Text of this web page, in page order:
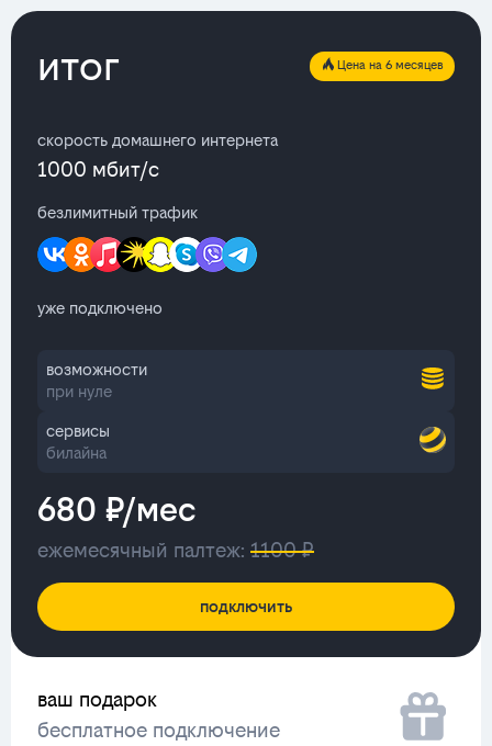
итог Цена на 6 месяцев
скорость домашнего интернета
1000 мбит/с
безлимитный трафик
уже подключено
возможности
при нуле
сервисы
билайна
680 ₽/мес
ежемесячный палтеж: 1100 ₽
подключить
ваш подарок
бесплатное подключение